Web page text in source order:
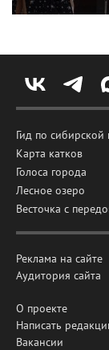
Гид по сибирской
Карта катков
Голоса города
Лесное озеро
Весточка с
Реклама на сайте
Аудитория сайта
О проекте
Написать
Вакансии